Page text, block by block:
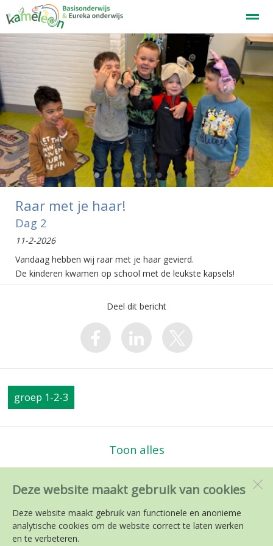
Welkom
Home Zoeken Nieuws Agenda
Deze website maakt gebruik van cookies
Deze website maakt gebruik van functionele en anonieme
analytische cookies om de website correct te laten werken
en te verbeteren.
●●●●● ● ● ●●
Raar met je haar!
Dag 2
11-2-2026
Vandaag hebben wij raar met je haar gevierd.
De kinderen kwamen op school met de leukste kapsels!
Deel dit bericht
groep 1-2-3
Toon alles
PC en RK BS de Kameleon
1788 ES Julianadorp